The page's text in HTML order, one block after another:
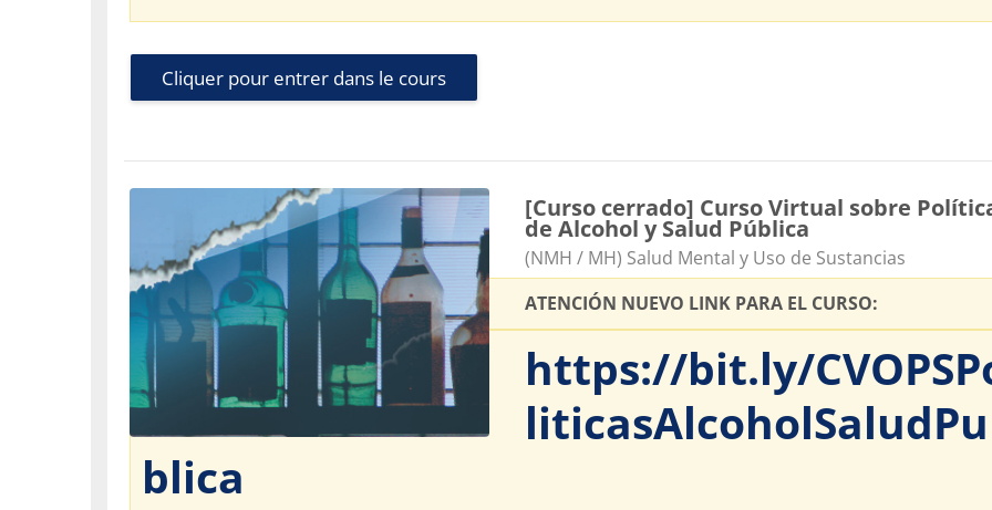
Cliquer pour entrer dans le cours
[Curso cerrado] Curso Virtual sobre
de Alcohol y Salud Pública
Catégorie de cours
(NMH / MH) Salud Mental y Uso de Sustancias
ATENCIÓN NUEVO LINK PARA EL CURSO:
https://bit.ly/
liticasAlcoholSaludPu
blica